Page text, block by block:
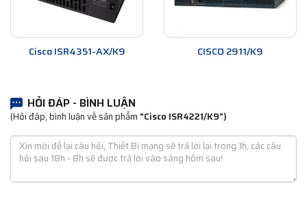
Cisco ISR4351-AX/K9 CISCO 2911/K9
HỎI ĐÁP - BÌNH LUẬN
(Hỏi đáp, bình luận về sản phẩm "Cisco ISR4221/K9")